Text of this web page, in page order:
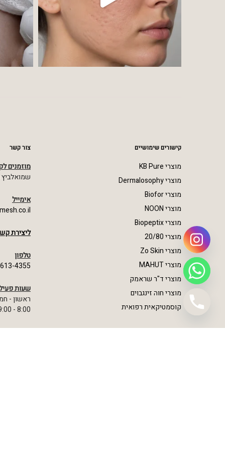
קישורים שימושיים
מוצרי KB Pure
מוצרי Dermalosophy
מוצרי Biofor
מוצרי NOON
מוצרי Biopeptix
מוצרי 20/80
מוצרי Zo Skin
מוצרי MAHUT
מוצרי ד"ר שראמק
מוצרי חוה זינגבוים
קוסמטיקאית רפואית
צור קשר
מוזמנים
שמואלביץ מרדכי
אימייל
ליצירת
טלפון
4355
שעות
ראשון -
8:00 - 19:00